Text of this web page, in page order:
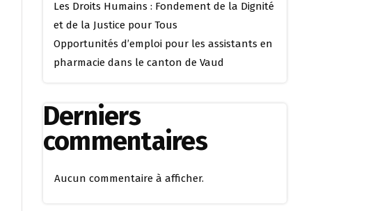
Les Droits Humains : Fondement de la Dignité
et de la Justice pour Tous
Opportunités d’emploi pour les assistants en
pharmacie dans le canton de Vaud
Derniers
commentaires
Aucun commentaire à afficher.